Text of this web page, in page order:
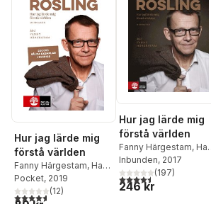
Hur jag lärde mig
förstå världen
Fanny Härgestam, Hans
Rosling
Pocket, 2019
4,6utav 5 stjärnor. Totalt antal röster:
(12)
Hur jag lärde mig
förstå världen
Fanny Härgestam,
Rosling
Inbunden, 2017
4,5utav 5 stjärnor.
(197)
246 kr